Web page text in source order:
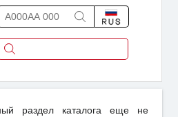
раздел каталога еще не